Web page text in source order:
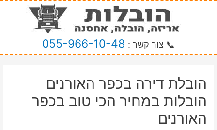
📞 צור קשר : 055-966-10-48
הובלת דירה בכפר האורנים
הובלות במחיר הכי טוב בכפר
האורנים